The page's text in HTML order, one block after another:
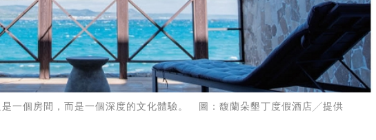
一個房間，而是一個深度的文化體驗。 圖：馥蘭朵墾丁度假酒店╱提供